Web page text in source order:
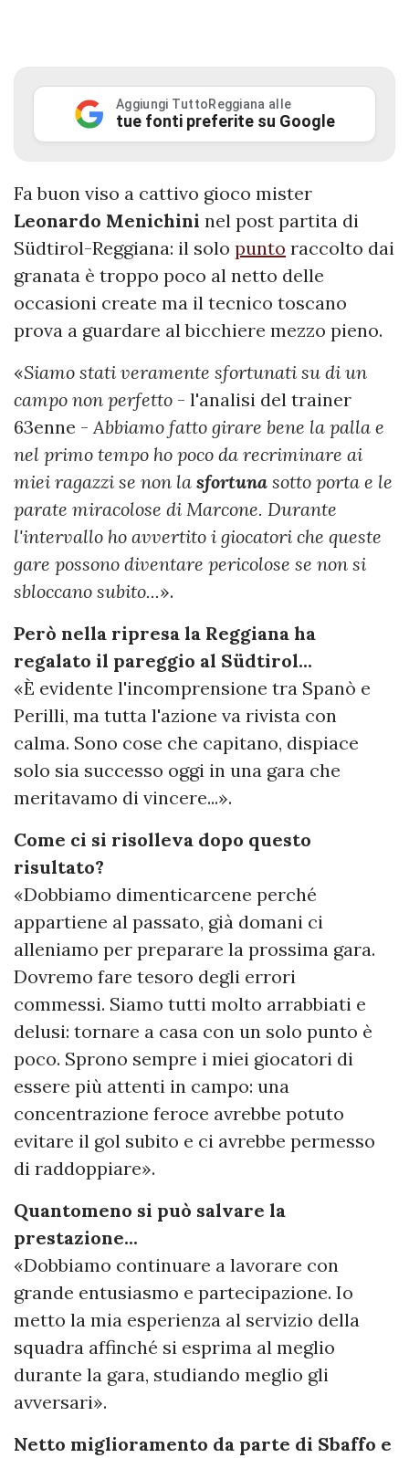
Aggiungi TuttoReggiana alle
tue fonti preferite su Google
Fa buon viso a cattivo gioco mister
Leonardo Menichini nel post partita di
Südtirol-Reggiana: il solo punto raccolto dai
granata è troppo poco al netto delle
occasioni create ma il tecnico toscano
prova a guardare al bicchiere mezzo pieno.
«Siamo stati veramente sfortunati su di un
campo non perfetto - l'analisi del trainer
63enne - Abbiamo fatto girare bene la palla e
nel primo tempo ho poco da recriminare ai
miei ragazzi se non la sfortuna sotto porta e le
parate miracolose di Marcone. Durante
l'intervallo ho avvertito i giocatori che queste
gare possono diventare pericolose se non si
sbloccano subito...».
Però nella ripresa la Reggiana ha
regalato il pareggio al Südtirol...
«È evidente l'incomprensione tra Spanò e
Perilli, ma tutta l'azione va rivista con
calma. Sono cose che capitano, dispiace
solo sia successo oggi in una gara che
meritavamo di vincere...».
Come ci si risolleva dopo questo
risultato?
«Dobbiamo dimenticarcene perché
appartiene al passato, già domani ci
alleniamo per preparare la prossima gara.
Dovremo fare tesoro degli errori
commessi. Siamo tutti molto arrabbiati e
delusi: tornare a casa con un solo punto è
poco. Sprono sempre i miei giocatori di
essere più attenti in campo: una
concentrazione feroce avrebbe potuto
evitare il gol subito e ci avrebbe permesso
di raddoppiare».
Quantomeno si può salvare la
prestazione...
«Dobbiamo continuare a lavorare con
grande entusiasmo e partecipazione. Io
metto la mia esperienza al servizio della
squadra affinché si esprima al meglio
durante la gara, studiando meglio gli
avversari».
Netto miglioramento da parte di Sbaffo e